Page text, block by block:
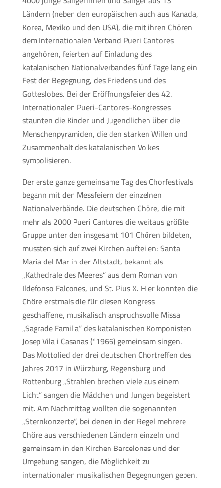
Ländern (neben den europäischen auch aus Kanada,
Korea, Mexiko und den USA), die mit ihren Chören
dem Internationalen Verband Pueri Cantores
angehören, feierten auf Einladung des
katalanischen Nationalverbandes fünf Tage lang ein
Fest der Begegnung, des Friedens und des
Gotteslobes. Bei der Eröffnungsfeier des 42.
Internationalen Pueri-Cantores-Kongresses
staunten die Kinder und Jugendlichen über die
Menschenpyramiden, die den starken Willen und
Zusammenhalt des katalanischen Volkes
symbolisieren.
Der erste ganze gemeinsame Tag des Chorfestivals
begann mit den Messfeiern der einzelnen
Nationalverbände. Die deutschen Chöre, die mit
mehr als 2000 Pueri Cantores die weitaus größte
Gruppe unter den insgesamt 101 Chören bildeten,
mussten sich auf zwei Kirchen aufteilen: Santa
Maria del Mar in der Altstadt, bekannt als
„Kathedrale des Meeres“ aus dem Roman von
Ildefonso Falcones, und St. Pius X. Hier konnten die
Chöre erstmals die für diesen Kongress
geschaffene, musikalisch anspruchsvolle Missa
„Sagrade Familia“ des katalanischen Komponisten
Josep Vila i Casanas (*1966) gemeinsam singen.
Das Mottolied der drei deutschen Chortreffen des
Jahres 2017 in Würzburg, Regensburg und
Rottenburg „Strahlen brechen viele aus einem
Licht“ sangen die Mädchen und Jungen begeistert
mit. Am Nachmittag wollten die sogenannten
„Sternkonzerte“, bei denen in der Regel mehrere
Chöre aus verschiedenen Ländern einzeln und
gemeinsam in den Kirchen Barcelonas und der
Umgebung sangen, die Möglichkeit zu
internationalen musikalischen Begegnungen geben.